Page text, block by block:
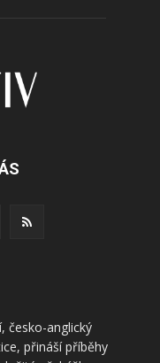
česko-anglický
přináší příběhy